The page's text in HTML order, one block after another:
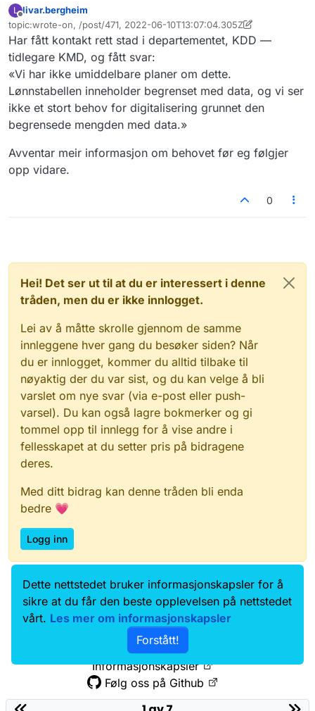
L
Frakoblet
livar.bergheim
topic:wrote-on, /post/471, 2022-06-10T13:07:04.305Z
Sist endret av livar.bergheim6. okt. 2022, 13:10
Har fått kontakt rett stad i departementet, KDD —
tidlegare KMD, og fått svar:
«Vi har ikke umiddelbare planer om dette.
Lønnstabellen inneholder begrenset med data, og vi ser
ikke et stort behov for digitalisering grunnet den
begrensede mengden med data.»
Avventar meir informasjon om behovet før eg følgjer
opp vidare.
0
Hei! Det ser ut til at du er interessert i denne
tråden, men du er ikke innlogget.
Lei av å måtte skrolle gjennom de samme
innleggene hver gang du besøker siden? Når
du er innlogget, kommer du alltid tilbake til
nøyaktig der du var sist, og du kan velge å bli
varslet om nye svar (via e-post eller push-
varsel). Du kan også lagre bokmerker og gi
tommel opp til innlegg for å vise andre i
fellesskapet at du setter pris på bidragene
deres.
Med ditt bidrag kan denne tråden bli enda
bedre 💗
Logg inn
Data.norge.no
Kontakt oss
Samtykke og brukervilkår
Tilgjengelighetserklæring
Personvernerklæring
Informasjonskapsler
Følg oss på Github
Dette nettstedet bruker informasjonskapsler for å
sikre at du får den beste opplevelsen på nettstedet
vårt. Les mer om informasjonskapsler
Forstått!